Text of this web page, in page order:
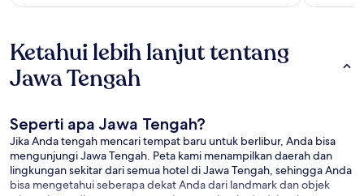
Ketahui lebih lanjut tentang
Jawa Tengah
Seperti apa Jawa Tengah?
Jika Anda tengah mencari tempat baru untuk berlibur, Anda bisa
mengunjungi Jawa Tengah. Peta kami menampilkan daerah dan
lingkungan sekitar dari semua hotel di Jawa Tengah, sehingga Anda
bisa mengetahui seberapa dekat Anda dari landmark dan objek